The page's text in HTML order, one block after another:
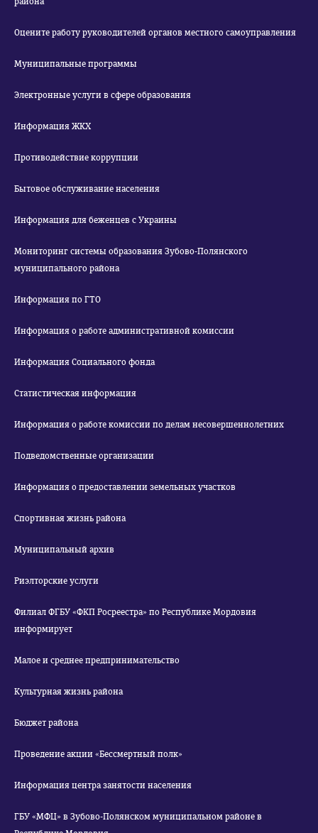
Оцените работу руководителей органов местного самоуправления
Муниципальные программы
Электронные услуги в сфере образования
Информация ЖКХ
Противодействие коррупции
Бытовое обслуживание населения
Информация для беженцев с Украины
Мониторинг системы образования Зубово-Полянского
муниципального района
Информация по ГТО
Информация о работе административной комиссии
Информация Социального фонда
Статистическая информация
Информация о работе комиссии по делам несовершеннолетних
Подведомственные организации
Информация о предоставлении земельных участков
Спортивная жизнь района
Муниципальный архив
Риэлторские услуги
Филиал ФГБУ «ФКП Росреестра» по Республике Мордовия
информирует
Малое и среднее предпринимательство
Культурная жизнь района
Бюджет района
Проведение акции «Бессмертный полк»
Информация центра занятости населения
ГБУ «МФЦ» в Зубово-Полянском муниципальном районе в